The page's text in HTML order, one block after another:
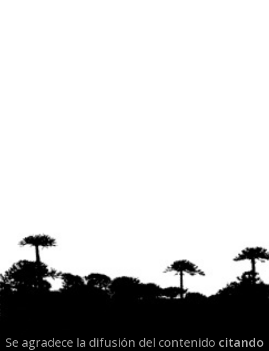
Se agradece la difusión del contenido citando